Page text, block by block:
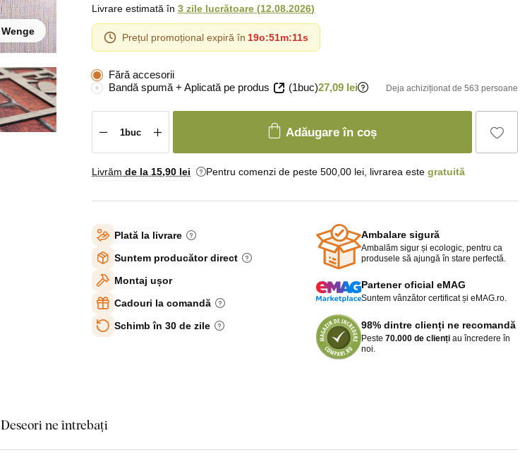
Wenge
Livrare estimată în 3 zile lucrătoare (12.08.2026)
Prețul promoțional expiră în 19o:51m:10s
Fără accesorii
Bandă spumă + Aplicată pe produs
(1buc)27,09 lei Deja achiziționat de 563 persoane
Adăugare în coș
Livrăm de la 15,90 lei Pentru comenzi de peste 500,00 lei, livrarea este gratuită
Plată la livrare
Suntem producător direct
Montaj ușor
Cadouri la comandă
Schimb în 30 de zile
Ambalare sigură
Ambalăm sigur și ecologic, pentru ca
produsele să ajungă în stare perfectă.
Partener oficial eMAG
Suntem vânzător certificat și eMAG.ro.
98% dintre clienți ne recomandă
Peste 70.000 de clienți au încredere în
noi.
Deseori ne întrebați